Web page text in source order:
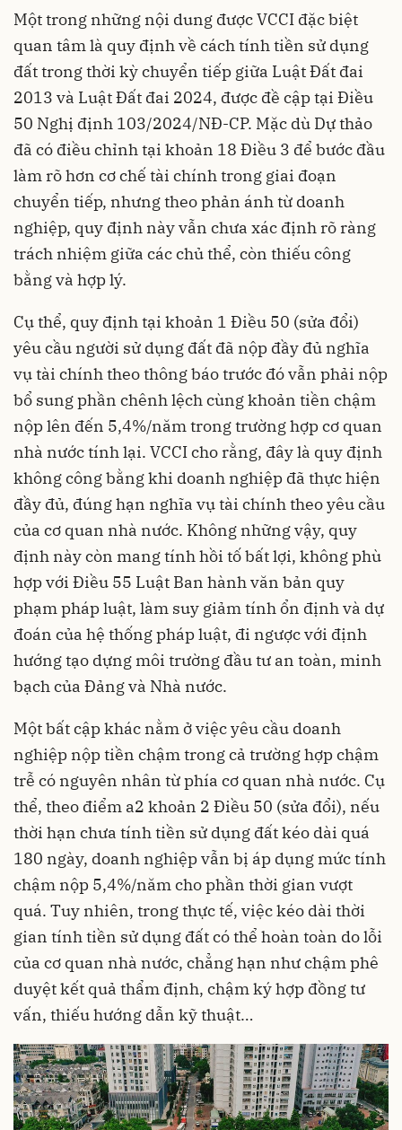
Một trong những nội dung được VCCI đặc biệt
quan tâm là quy định về cách tính tiền sử dụng
đất trong thời kỳ chuyển tiếp giữa Luật Đất đai
2013 và Luật Đất đai 2024, được đề cập tại Điều
50 Nghị định 103/2024/NĐ-CP. Mặc dù Dự thảo
đã có điều chỉnh tại khoản 18 Điều 3 để bước đầu
làm rõ hơn cơ chế tài chính trong giai đoạn
chuyển tiếp, nhưng theo phản ánh từ doanh
nghiệp, quy định này vẫn chưa xác định rõ ràng
trách nhiệm giữa các chủ thể, còn thiếu công
bằng và hợp lý.
Cụ thể, quy định tại khoản 1 Điều 50 (sửa đổi)
yêu cầu người sử dụng đất đã nộp đầy đủ nghĩa
vụ tài chính theo thông báo trước đó vẫn phải nộp
bổ sung phần chênh lệch cùng khoản tiền chậm
nộp lên đến 5,4%/năm trong trường hợp cơ quan
nhà nước tính lại. VCCI cho rằng, đây là quy định
không công bằng khi doanh nghiệp đã thực hiện
đầy đủ, đúng hạn nghĩa vụ tài chính theo yêu cầu
của cơ quan nhà nước. Không những vậy, quy
định này còn mang tính hồi tố bất lợi, không phù
hợp với Điều 55 Luật Ban hành văn bản quy
phạm pháp luật, làm suy giảm tính ổn định và dự
đoán của hệ thống pháp luật, đi ngược với định
hướng tạo dựng môi trường đầu tư an toàn, minh
bạch của Đảng và Nhà nước.
Một bất cập khác nằm ở việc yêu cầu doanh
nghiệp nộp tiền chậm trong cả trường hợp chậm
trễ có nguyên nhân từ phía cơ quan nhà nước. Cụ
thể, theo điểm a2 khoản 2 Điều 50 (sửa đổi), nếu
thời hạn chưa tính tiền sử dụng đất kéo dài quá
180 ngày, doanh nghiệp vẫn bị áp dụng mức tính
chậm nộp 5,4%/năm cho phần thời gian vượt
quá. Tuy nhiên, trong thực tế, việc kéo dài thời
gian tính tiền sử dụng đất có thể hoàn toàn do lỗi
của cơ quan nhà nước, chẳng hạn như chậm phê
duyệt kết quả thẩm định, chậm ký hợp đồng tư
vấn, thiếu hướng dẫn kỹ thuật…